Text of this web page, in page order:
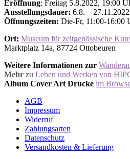
Eröffnung: Freitag 5.8.2022, 19:00
Ausstellungsdauer: 6.8. – 27.11.2022
Öffnungszeiten: Die-Fr, 11:00-16:00
Ort: Museum für zeitgenössische
Marktplatz 14a, 87724 Ottobeuren
Weitere Informationen zur
Mehr zu Leben und Werken von
Album Cover Art Drucke im
AGB
Impressum
Widerruf
Zahlungsarten
Datenschutz
Versandkosten & Lieferung